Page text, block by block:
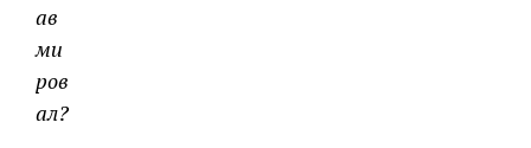
ав
ми
ров
ал?